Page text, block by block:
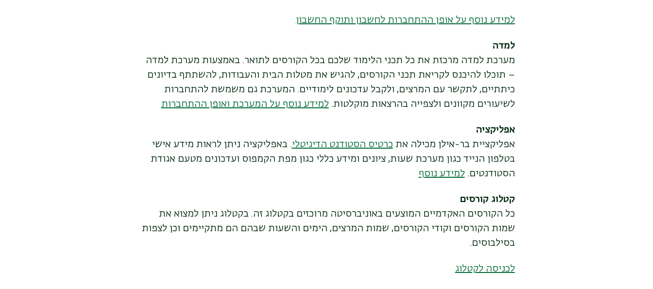
למידע נוסף על אופן ההתחברות לחשבון ותוקף החשבון
למדה
מערכת למדה מרכזת את כל תכני הלימוד שלכם בכל הקורסים לתואר. באמצעות מערכת למדה
– תוכלו להיכנס לקריאת תכני הקורסים, להגיש את מטלות הבית והעבודות, להשתתף בדיונים
כיתתיים, לתקשר עם המרצים, ולקבל עדכונים לימודיים. המערכת גם משמשת להתחברות
לשיעורים מקוונים ולצפייה בהרצאות מוקלטות. למידע נוסף על המערכת ואופן ההתחברות
אפליקציה
אפליקציית בר-אילן מכילה את כרטיס הסטודנט הדיגיטלי. באפליקציה ניתן לראות מידע אישי
בטלפון הנייד כגון מערכת שעות, ציונים ומידע כללי כגון מפת הקמפוס ועדכונים מטעם אגודת
הסטודנטים. למידע נוסף
קטלוג קורסים
כל הקורסים האקדמיים המוצעים באוניברסיטה מרוכזים בקטלוג זה. בקטלוג ניתן למצוא את
שמות הקורסים וקודי הקורסים, שמות המרצים, הימים והשעות שבהם הם מתקיימים וכן לצפות
בסילבוסים.
לכניסה לקטלוג